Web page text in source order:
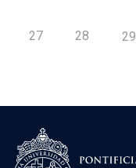
27 28 29